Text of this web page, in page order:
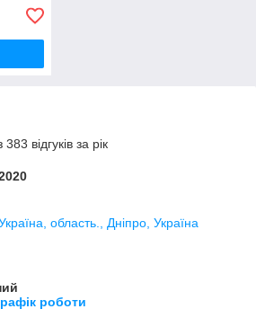
відгуків за рік
область., Дніпро, Україна
роботи